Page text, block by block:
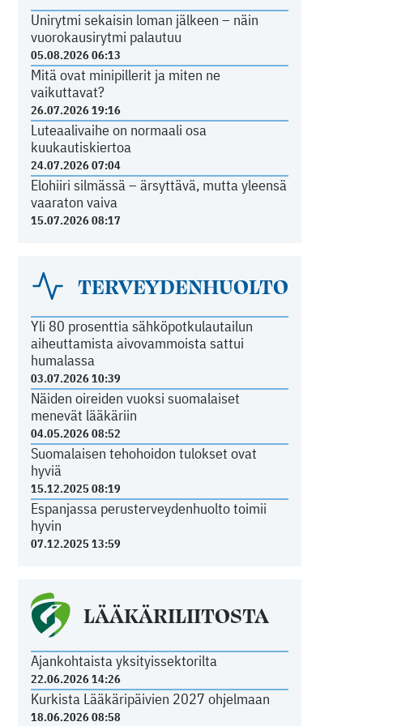
Unirytmi sekaisin loman jälkeen – näin
vuorokausirytmi palautuu
05.08.2026 06:13
Mitä ovat minipillerit ja miten ne
vaikuttavat?
26.07.2026 19:16
Luteaalivaihe on normaali osa
kuukautiskiertoa
24.07.2026 07:04
Elohiiri silmässä – ärsyttävä, mutta yleensä
vaaraton vaiva
15.07.2026 08:17
TERVEYDENHUOLTO
Yli 80 prosenttia sähköpotkulautailun
aiheuttamista aivovammoista sattui
humalassa
03.07.2026 10:39
Näiden oireiden vuoksi suomalaiset
menevät lääkäriin
04.05.2026 08:52
Suomalaisen tehohoidon tulokset ovat
hyviä
15.12.2025 08:19
Espanjassa perusterveydenhuolto toimii
hyvin
07.12.2025 13:59
LÄÄKÄRILIITOSTA
Ajankohtaista yksityissektorilta
22.06.2026 14:26
Kurkista Lääkäripäivien 2027 ohjelmaan
18.06.2026 08:58